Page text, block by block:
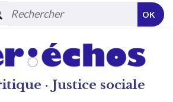
· Justice sociale
OK